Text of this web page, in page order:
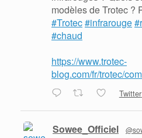
modèles de Trotec ?
#Trotec#infrarouge
#chaud
https://www.trotec-
blog.com/fr/trotec/
Twitter
Sowee_Officiel